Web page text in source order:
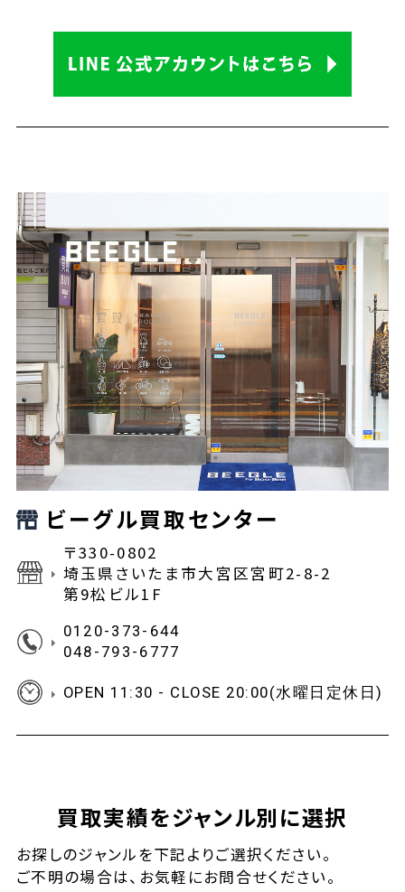
ビーグル買取センター
〒330-0802
埼玉県さいたま市大宮区宮町2-8-2
第9松ビル1F
0120-373-644
048-793-6777
OPEN 11:30 - CLOSE 20:00(水曜日定休日)
買取実績をジャンル別に選択
お探しのジャンルを下記よりご選択ください。
ご不明の場合は、お気軽にお問合せください。